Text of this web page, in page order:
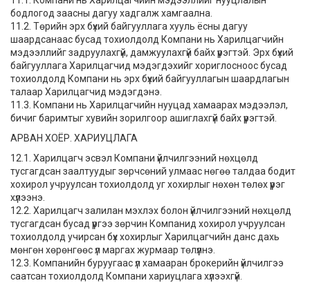
бодлогод заасны дагуу хадгалж хамгаална.
11.2. Төрийн эрх бүхий байгууллага хууль ёсны дагуу
шаардсанаас бусад тохиолдолд Компани нь Харилцагчийн
мэдээллийг задруулахгүй, дамжуулахгүй байх үүрэгтэй. Эрх бүхий
байгууллага Харилцагчид мэдэгдэхийг хориглосноос бусад
тохиолдолд Компани нь эрх бүхий байгууллагын шаардлагын
талаар Харилцагчид мэдэгдэнэ.
11.3. Компани нь Харилцагчийн нууцад хамаарах мэдээлэл,
бичиг баримтыг хувийн зорилгоор ашиглахгүй байх үүрэгтэй.
АРВАН ХОЁР. ХАРИУЦЛАГА
12.1. Харилцагч эсвэл Компани үйлчилгээний нөхцөлд
тусгагдсан заалтуудыг зөрчсөний улмаас нөгөө талдаа бодит
хохирол учруулсан тохиолдолд уг хохирлыг нөхөн төлөх үүрэг
хүлээнэ.
12.2. Харилцагч залилан мэхлэх болон үйлчилгээний нөхцөлд
тусгагдсан бусад үүргээ зөрчин Компанид хохирол учруулсан
тохиолдолд учирсан бүх хохирлыг Харилцагчийн данс дахь
мөнгөн хөрөнгөөс үл маргах журмаар төлүүлнэ.
12.3. Компанийн буруугаас үл хамааран брокерийн үйлчилгээ
саатсан тохиолдолд Компани хариуцлага хүлээхгүй.